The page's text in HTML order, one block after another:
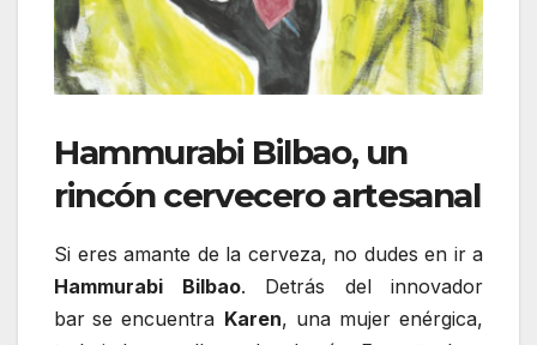
Hammurabi Bilbao, un
rincón cervecero artesanal
Si eres amante de la cerveza, no dudes en ir a
Hammurabi Bilbao. Detrás del innovador
bar se encuentra Karen, una mujer enérgica,